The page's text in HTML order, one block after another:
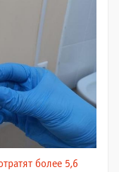
более 5,6